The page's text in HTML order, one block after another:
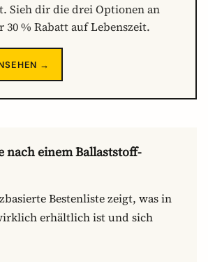
Sieh dir die drei Optionen an
% Rabatt auf Lebenszeit.
→
nach einem Ballaststoff-
Bestenliste zeigt, was in
erhältlich ist und sich